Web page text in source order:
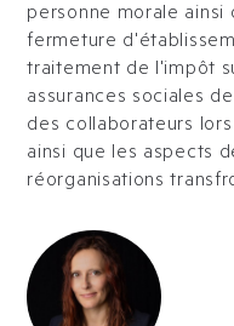
personne morale
fermeture
traitement de l'impôt
assurances sociales
des collaborateurs
ainsi que les aspects
réorganisations